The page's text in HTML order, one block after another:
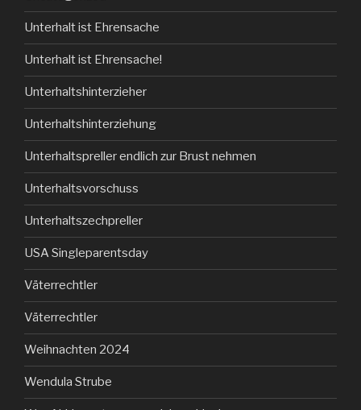
Unterhalt ist Ehrensache
Unterhalt ist Ehrensache!
Unterhaltshinterzieher
Unterhaltshinterziehung
Unterhaltspreller endlich zur Brust nehmen
Unterhaltsvorschuss
Unterhaltszechpreller
USA Singleparentsday
Väterrechtler
Väterrechtler
Weihnachten 2024
Wendula Strube